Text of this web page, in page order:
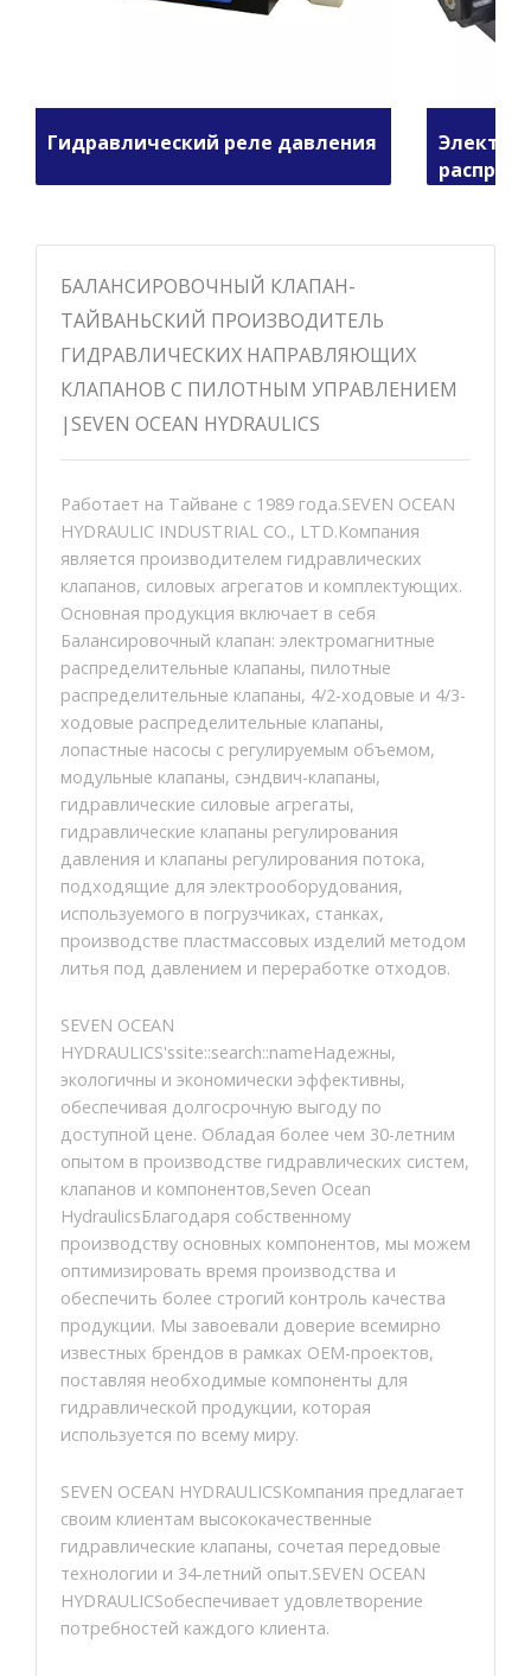
Гидравлический реле давления
БАЛАНСИРОВОЧНЫЙ КЛАПАН-
ТАЙВАНЬСКИЙ ПРОИЗВОДИТЕЛЬ
ГИДРАВЛИЧЕСКИХ НАПРАВЛЯЮЩИХ
КЛАПАНОВ С ПИЛОТНЫМ УПРАВЛЕНИЕМ
|SEVEN OCEAN HYDRAULICS
Работает на Тайване с 1989 года.SEVEN OCEAN
HYDRAULIC INDUSTRIAL CO., LTD.Компания
является производителем гидравлических
клапанов, силовых агрегатов и комплектующих.
Основная продукция включает в себя
Балансировочный клапан: электромагнитные
распределительные клапаны, пилотные
распределительные клапаны, 4/2-ходовые и 4/3-
ходовые распределительные клапаны,
лопастные насосы с регулируемым объемом,
модульные клапаны, сэндвич-клапаны,
гидравлические силовые агрегаты,
гидравлические клапаны регулирования
давления и клапаны регулирования потока,
подходящие для электрооборудования,
используемого в погрузчиках, станках,
производстве пластмассовых изделий методом
литья под давлением и переработке отходов.
SEVEN OCEAN
HYDRAULICS'ssite::search::nameНадежны,
экологичны и экономически эффективны,
обеспечивая долгосрочную выгоду по
доступной цене. Обладая более чем 30-летним
опытом в производстве гидравлических систем,
клапанов и компонентов,Seven Ocean
HydraulicsБлагодаря собственному
производству основных компонентов, мы можем
оптимизировать время производства и
обеспечить более строгий контроль качества
продукции. Мы завоевали доверие всемирно
известных брендов в рамках OEM-проектов,
поставляя необходимые компоненты для
гидравлической продукции, которая
используется по всему миру.
SEVEN OCEAN HYDRAULICSКомпания предлагает
своим клиентам высококачественные
гидравлические клапаны, сочетая передовые
технологии и 34-летний опыт.SEVEN OCEAN
HYDRAULICSобеспечивает удовлетворение
потребностей каждого клиента.